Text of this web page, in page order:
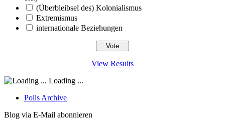
(Überbleibsel des) Kolonialismus
Extremismus
internationale Beziehungen
View Results
Loading ...
Polls Archive
Blog via E-Mail abonnieren